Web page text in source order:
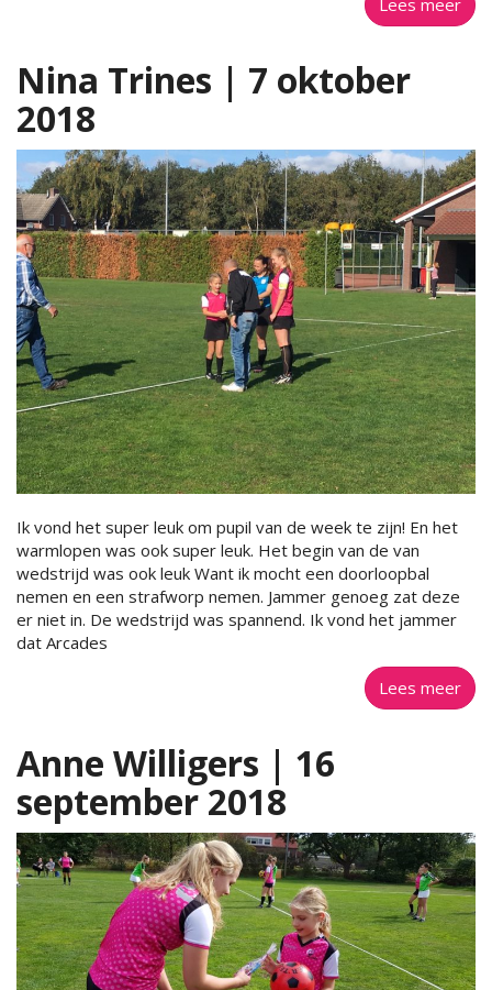
Nina Trines | 7 oktober
2018
Ik vond het super leuk om pupil van de week te zijn! En het
warmlopen was ook super leuk. Het begin van de van
wedstrijd was ook leuk Want ik mocht een doorloopbal
nemen en een strafworp nemen. Jammer genoeg zat deze
er niet in. De wedstrijd was spannend. Ik vond het jammer
dat Arcades
Lees meer
Anne Willigers | 16
september 2018